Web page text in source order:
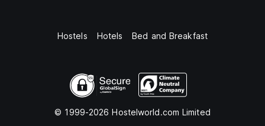
Hostels Hotels Bed and Breakfast
© 1999-2026 Hostelworld.com Limited